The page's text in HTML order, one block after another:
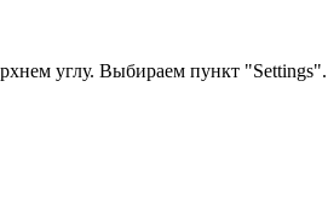
углу. Выбираем пункт "Settings".